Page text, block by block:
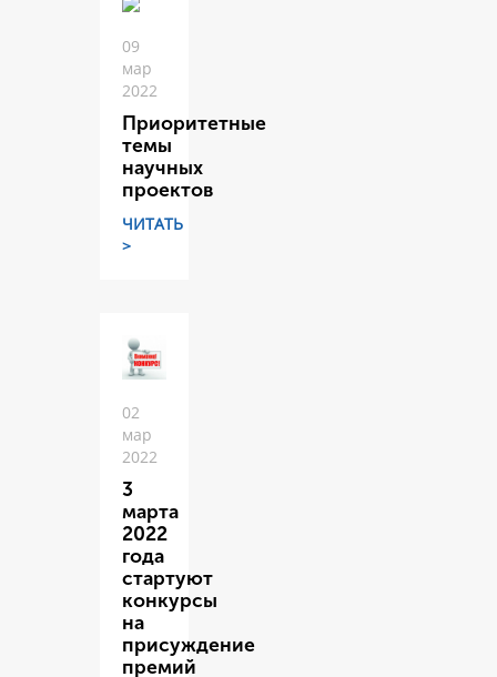
09
мар
2022
Приоритетные
темы
научных
проектов
ЧИТАТЬ
>
02
мар
2022
3
марта
2022
года
стартуют
конкурсы
на
присуждение
премий